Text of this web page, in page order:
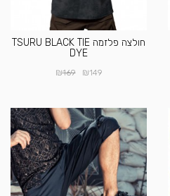
חולצה פלזמה TSURU BLACK TIE
DYE
₪149
₪169